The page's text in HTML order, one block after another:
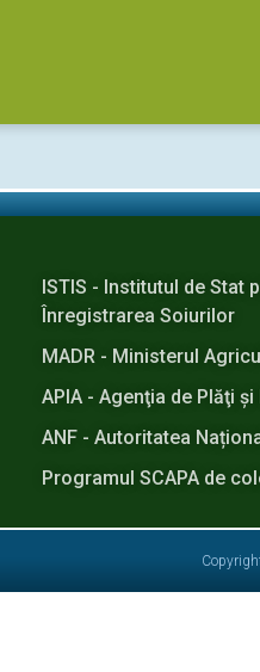
ISTIS - Institutul de Stat
Înregistrarea Soiurilor
MADR - Ministerul
APIA - Agenţia de Plăţi
ANF - Autoritatea
Programul SCAPA de